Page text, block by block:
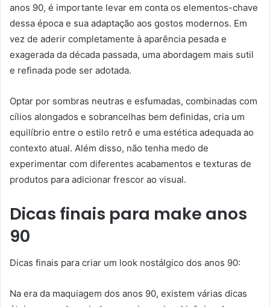
anos 90, é importante levar em conta os elementos-chave
dessa época e sua adaptação aos gostos modernos. Em
vez de aderir completamente à aparência pesada e
exagerada da década passada, uma abordagem mais sutil
e refinada pode ser adotada.
Optar por sombras neutras e esfumadas, combinadas com
cílios alongados e sobrancelhas bem definidas, cria um
equilíbrio entre o estilo retrô e uma estética adequada ao
contexto atual. Além disso, não tenha medo de
experimentar com diferentes acabamentos e texturas de
produtos para adicionar frescor ao visual.
Dicas finais para make anos
90
Dicas finais para criar um look nostálgico dos anos 90:
Na era da maquiagem dos anos 90, existem várias dicas